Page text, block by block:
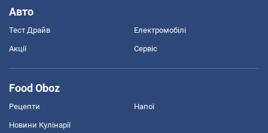
Авто
Тест Драйв Електромобілі
Акції Сервіс
Food Oboz
Рецепти Напої
Новини Кулінарії